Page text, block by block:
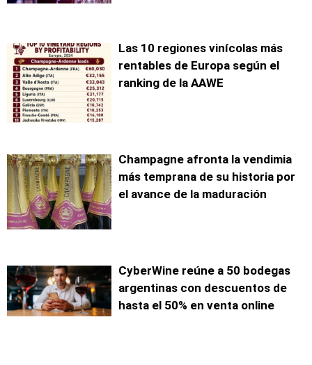
Las 10 regiones vinícolas más
rentables de Europa según el
ranking de la AAWE
Champagne afronta la vendimia
más temprana de su historia por
el avance de la maduración
CyberWine reúne a 50 bodegas
argentinas con descuentos de
hasta el 50% en venta online